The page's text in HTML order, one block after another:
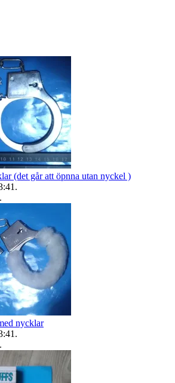
(det går att öpnna utan nyckel )
.
.
nycklar
.
.